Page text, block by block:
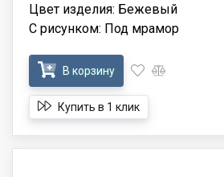
Цвет изделия: Бежевый
С рисунком: Под мрамор
В корзину
Купить в 1 клик